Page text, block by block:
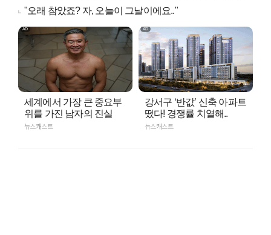
"오래 참았죠? 자, 오늘이 그날이에요.."
세계에서 가장 큰 중요부
위를 가진 남자의 진실
뉴스캐스트
강서구 ‘반값’ 신축 아파트
떴다! 경쟁률 치열해..
뉴스캐스트